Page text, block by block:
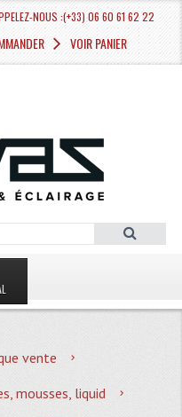
NOUS :(+33) 06 60 61 62 22
VOIR PANIER
vente
mousses, liquid